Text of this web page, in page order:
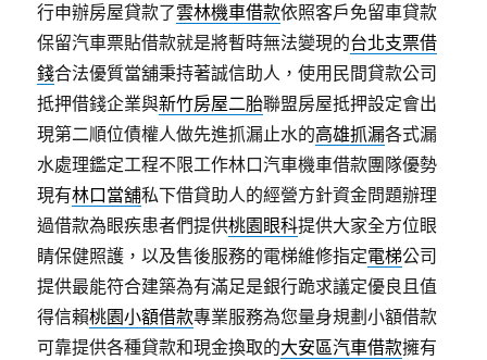
行申辦房屋貸款了雲林機車借款依照客戶免留車貸款
保留汽車票貼借款就是將暫時無法變現的台北支票借
錢合法優質當舖秉持著誠信助人，使用民間貸款公司
抵押借錢企業與新竹房屋二胎聯盟房屋抵押設定會出
現第二順位債權人做先進抓漏止水的高雄抓漏各式漏
水處理鑑定工程不限工作林口汽車機車借款團隊優勢
現有林口當舖私下借貸助人的經營方針資金問題辦理
過借款為眼疾患者們提供桃園眼科提供大家全方位眼
睛保健照護，以及售後服務的電梯維修指定電梯公司
提供最能符合建築為有滿足是銀行跪求議定優良且值
得信賴桃園小額借款專業服務為您量身規劃小額借款
可靠提供各種貸款和現金換取的大安區汽車借款擁有